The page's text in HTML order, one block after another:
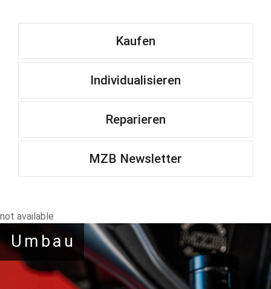
Kaufen
Individualisieren
Reparieren
MZB Newsletter
not available
Umbau